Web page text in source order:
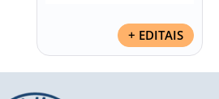
+ EDITAIS